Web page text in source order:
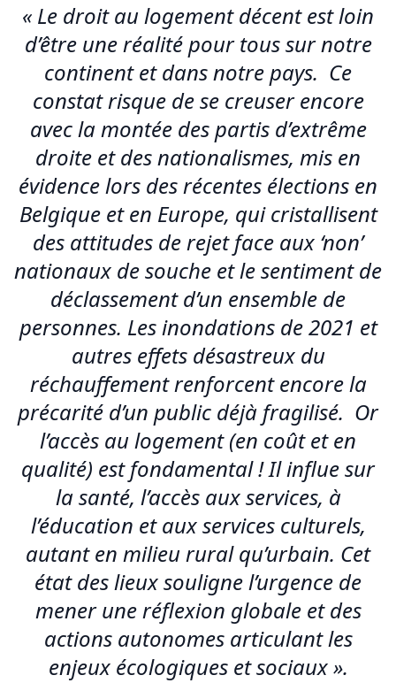
« Le droit au logement décent est loin
d’être une réalité pour tous sur notre
continent et dans notre pays. Ce
constat risque de se creuser encore
avec la montée des partis d’extrême
droite et des nationalismes, mis en
évidence lors des récentes élections en
Belgique et en Europe, qui cristallisent
des attitudes de rejet face aux ‘non’
nationaux de souche et le sentiment de
déclassement d’un ensemble de
personnes. Les inondations de 2021 et
autres effets désastreux du
réchauffement renforcent encore la
précarité d’un public déjà fragilisé. Or
l’accès au logement (en coût et en
qualité) est fondamental ! Il influe sur
la santé, l’accès aux services, à
l’éducation et aux services culturels,
autant en milieu rural qu’urbain. Cet
état des lieux souligne l’urgence de
mener une réflexion globale et des
actions autonomes articulant les
enjeux écologiques et sociaux ».